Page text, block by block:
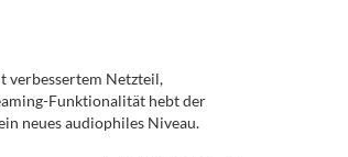
verbessertem Netzteil,
Funktionalität hebt der
neues audiophiles Niveau.